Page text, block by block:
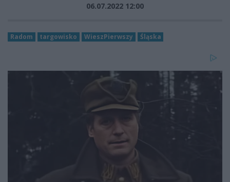
06.07.2022 12:00
Radom targowisko WieszPierwszy Śląska